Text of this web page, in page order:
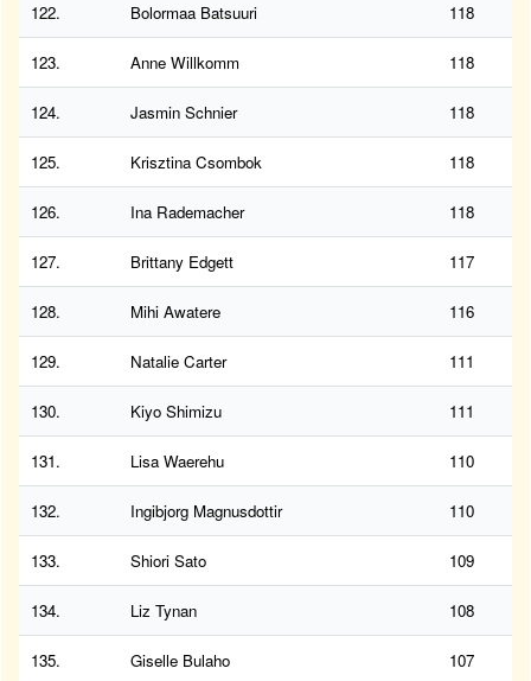
122. Bolormaa Batsuuri 118
123. Anne Willkomm 118
124. Jasmin Schnier 118
125. Krisztina Csombok 118
126. Ina Rademacher 118
127. Brittany Edgett 117
128. Mihi Awatere 116
129. Natalie Carter 111
130. Kiyo Shimizu 111
131. Lisa Waerehu 110
132. Ingibjorg Magnusdottir 110
133. Shiori Sato 109
134. Liz Tynan 108
135. Giselle Bulaho 107